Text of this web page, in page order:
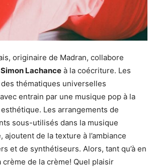
originaire de Madran, collabore
Simon Lachance à la coécriture. Les
thématiques universelles
entrain par une musique pop à la
Les arrangements de
sous-utilisés dans la musique
ajoutent de la texture à l’ambiance
et de synthétiseurs. Alors, tant qu’à en
de la crème! Quel plaisir